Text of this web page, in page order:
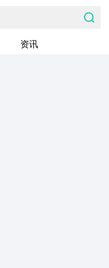
资讯